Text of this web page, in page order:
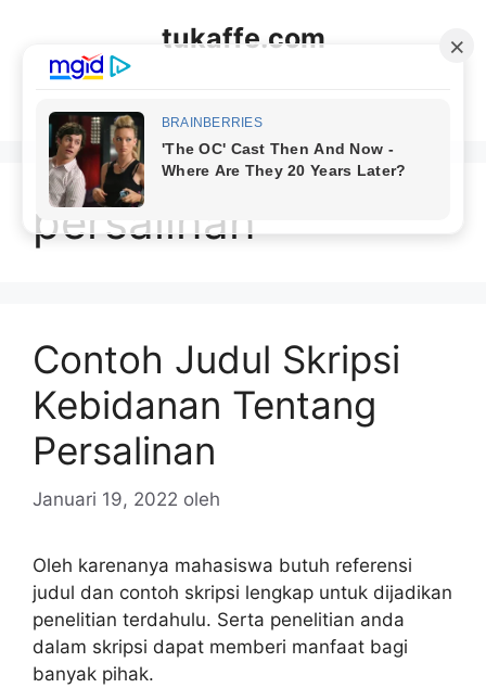
tukaffe.com
persalinan
Contoh Judul Skripsi
Kebidanan Tentang
Persalinan
Januari 19, 2022 oleh
Oleh karenanya mahasiswa butuh referensi
judul dan contoh skripsi lengkap untuk dijadikan
penelitian terdahulu. Serta penelitian anda
dalam skripsi dapat memberi manfaat bagi
banyak pihak.